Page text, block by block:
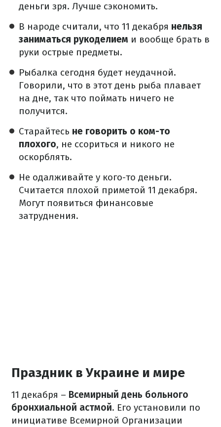
деньги зря. Лучше сэкономить.
В народе считали, что 11 декабря нельзя
заниматься рукоделием и вообще брать в
руки острые предметы.
Рыбалка сегодня будет неудачной.
Говорили, что в этот день рыба плавает
на дне, так что поймать ничего не
получится.
Старайтесь не говорить о ком-то
плохого, не ссориться и никого не
оскорблять.
Не одалживайте у кого-то деньги.
Считается плохой приметой 11 декабря.
Могут появиться финансовые
затруднения.
Праздник в Украине и мире
11 декабря – Всемирный день больного
бронхиальной астмой. Его установили по
инициативе Всемирной Организации